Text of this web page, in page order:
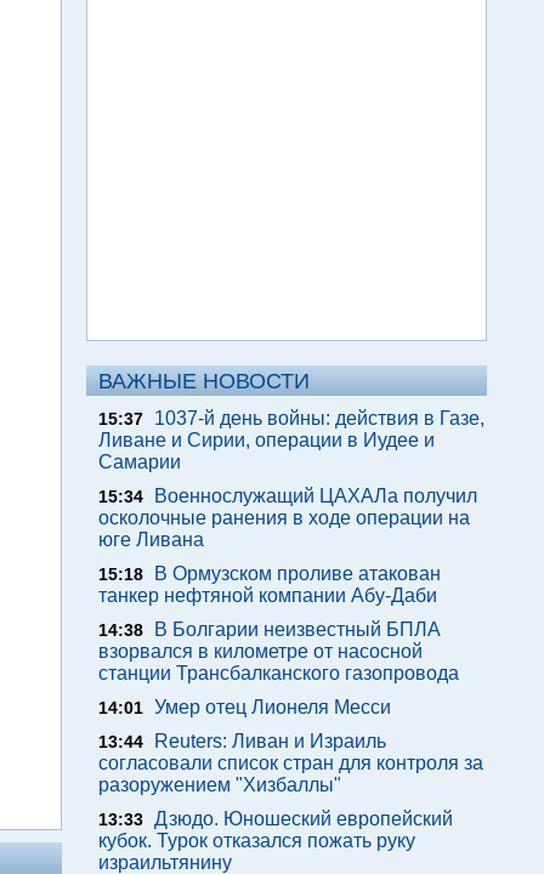
ВАЖНЫЕ НОВОСТИ
15:37
1037-й день войны: действия в Газе,
Ливане и Сирии, операции в Иудее и
Самарии
15:34
Военнослужащий ЦАХАЛа получил
осколочные ранения в ходе операции на
юге Ливана
15:18
В Ормузском проливе атакован
танкер нефтяной компании Абу-Даби
14:38
В Болгарии неизвестный БПЛА
взорвался в километре от насосной
станции Трансбалканского газопровода
14:01 Умер отец Лионеля Месси
13:44
Reuters: Ливан и Израиль
согласовали список стран для контроля за
разоружением "Хизбаллы"
13:33 Дзюдо. Юношеский европейский
кубок. Турок отказался пожать руку
израильтянину